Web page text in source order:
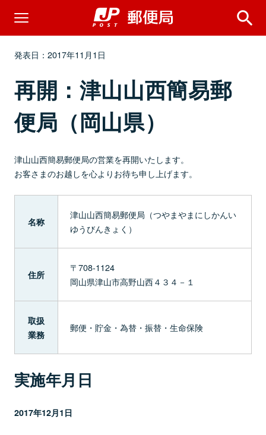
発表日：2017年11月1日
再開：津山山西簡易郵
便局（岡山県）
津山山西簡易郵便局の営業を再開いたします。
お客さまのお越しを心よりお待ち申し上げます。
名称
津山山西簡易郵便局（つやまやまにしかんい
ゆうびんきょく）
住所
〒708-1124
岡山県津山市高野山西４３４－１
取扱
業務
郵便・貯金・為替・振替・生命保険
実施年月日
2017年12月1日